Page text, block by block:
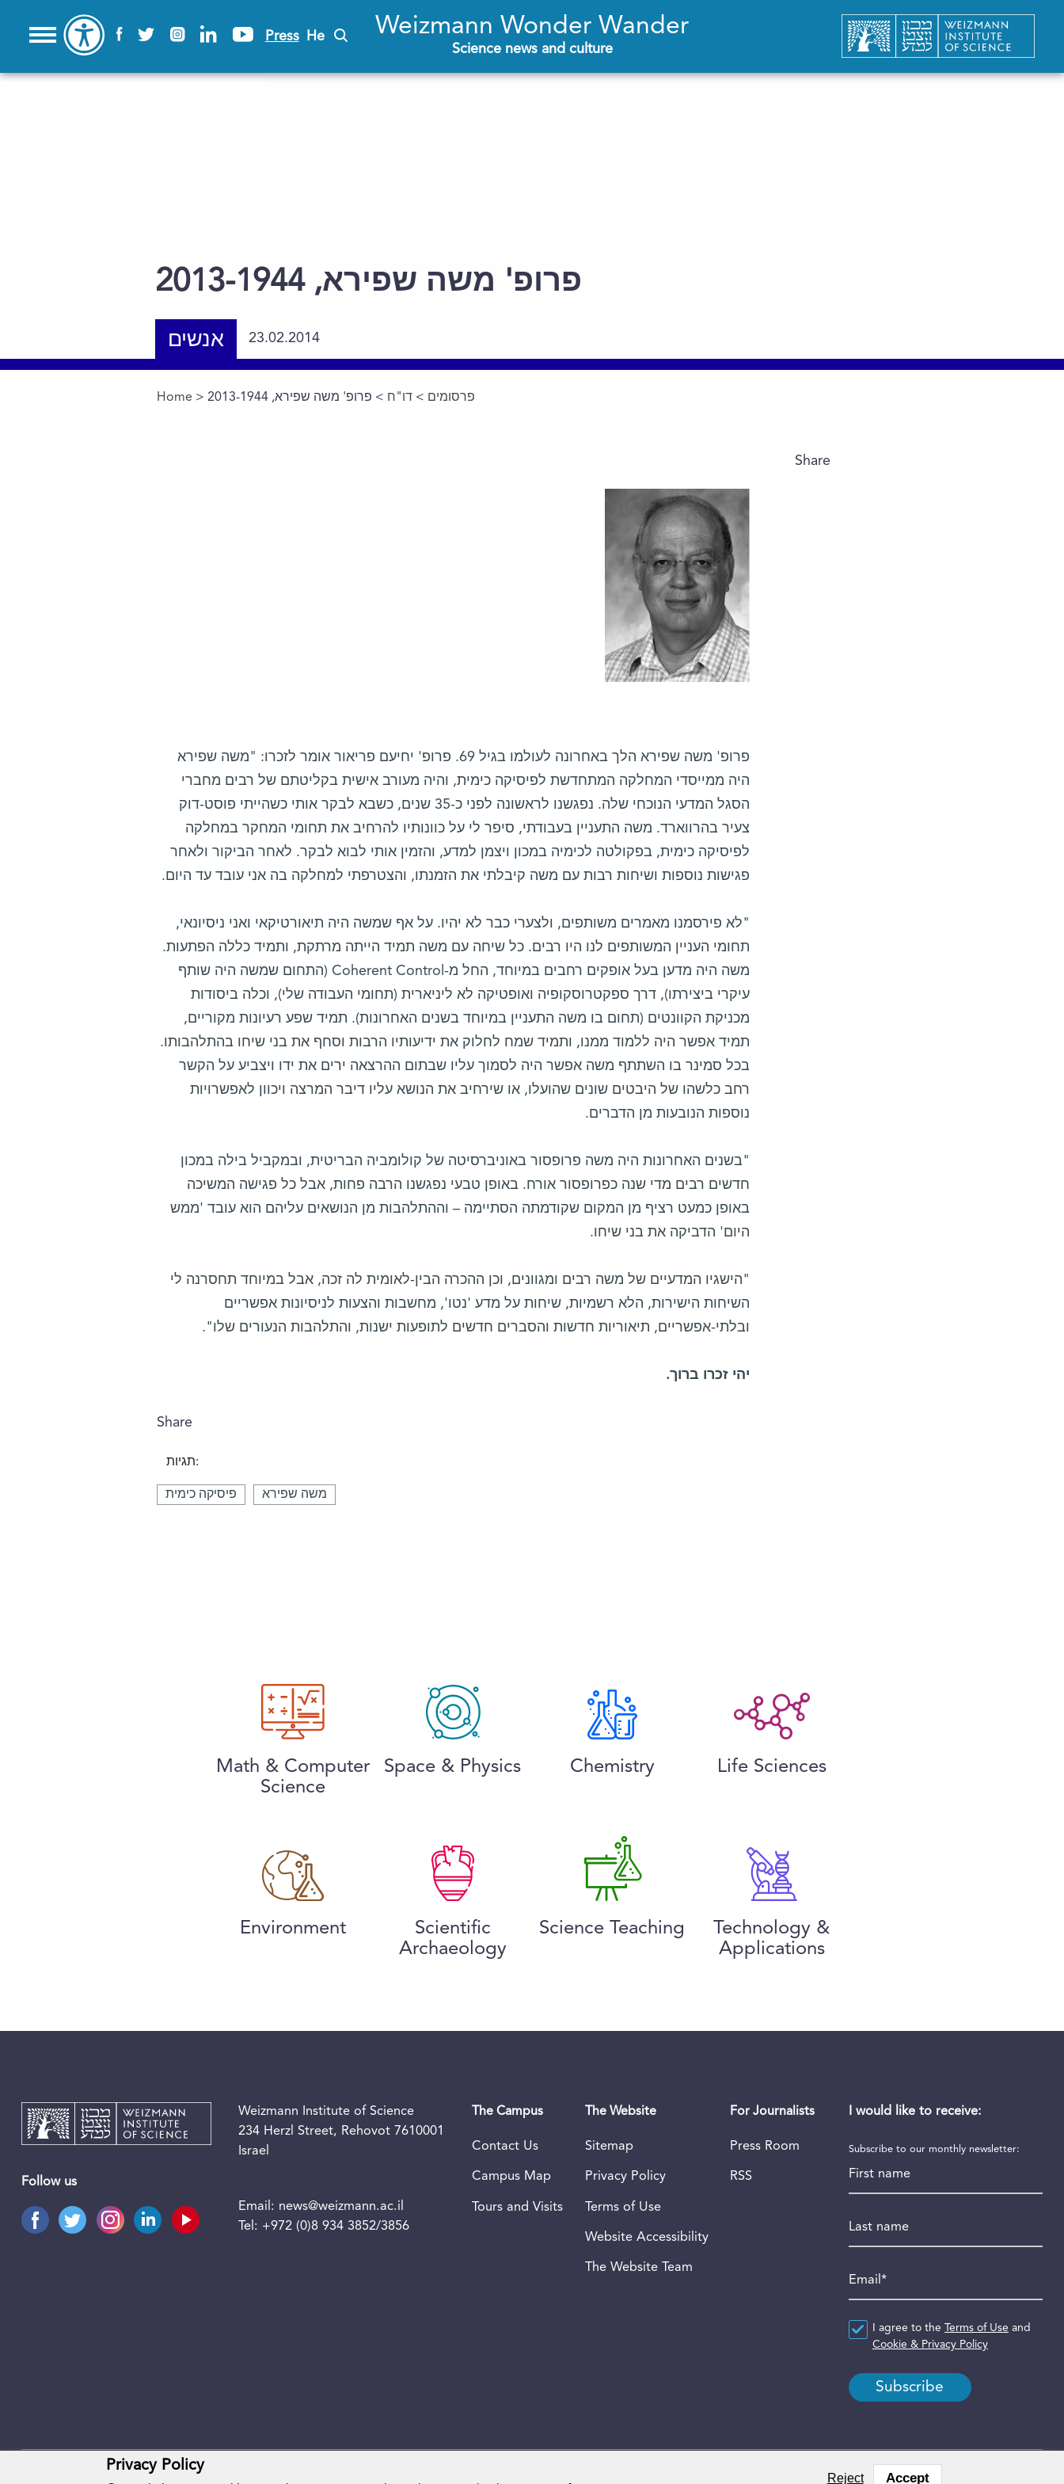
Press He Weizmann Wonder Wander
Science news and culture
פרופ' משה שפירא, 2013-1944
אנשים 23.02.2014
You are here
Home > פרסומים > דו"ח > פרופ' משה שפירא, 2013-1944
Share
פרופ' משה שפירא הלך באחרונה לעולמו בגיל 69. פרופ' יחיעם פריאור אומר לזכרו: "משה שפירא
היה ממייסדי המחלקה המתחדשת לפיסיקה כימית, והיה מעורב אישית בקליטתם של רבים מחברי
הסגל המדעי הנוכחי שלה. נפגשנו לראשונה לפני כ-35 שנים, כשבא לבקר אותי כשהייתי פוסט-דוק
צעיר בהרווארד. משה התעניין בעבודתי, סיפר לי על כוונותיו להרחיב את תחומי המחקר במחלקה
לפיסיקה כימית, בפקולטה לכימיה במכון ויצמן למדע, והזמין אותי לבוא לבקר. לאחר הביקור ולאחר
פגישות נוספות ושיחות רבות עם משה קיבלתי את הזמנתו, והצטרפתי למחלקה בה אני עובד עד היום.
"לא פירסמנו מאמרים משותפים, ולצערי כבר לא יהיו. על אף שמשה היה תיאורטיקאי ואני ניסיונאי,
תחומי העניין המשותפים לנו היו רבים. כל שיחה עם משה תמיד הייתה מרתקת, ותמיד כללה הפתעות.
משה היה מדען בעל אופקים רחבים במיוחד, החל מ-Coherent Control (התחום שמשה היה שותף
עיקרי ביצירתו), דרך ספקטרוסקופיה ואופטיקה לא ליניארית (תחומי העבודה שלי), וכלה ביסודות
מכניקת הקוונטים (תחום בו משה התעניין במיוחד בשנים האחרונות). תמיד שפע רעיונות מקוריים,
תמיד אפשר היה ללמוד ממנו, ותמיד שמח לחלוק את ידיעותיו הרבות וסחף את בני שיחו בהתלהבותו.
בכל סמינר בו השתתף משה אפשר היה לסמוך עליו שבתום ההרצאה ירים את ידו ויצביע על הקשר
רחב כלשהו של היבטים שונים שהועלו, או שירחיב את הנושא עליו דיבר המרצה ויכוון לאפשרויות
נוספות הנובעות מן הדברים.
"בשנים האחרונות היה משה פרופסור באוניברסיטה של קולומביה הבריטית, ובמקביל בילה במכון
חדשים רבים מדי שנה כפרופסור אורח. באופן טבעי נפגשנו הרבה פחות, אבל כל פגישה המשיכה
באופן כמעט רציף מן המקום שקודמתה הסתיימה – וההתלהבות מן הנושאים עליהם הוא עובד 'ממש
היום' הדביקה את בני שיחו.
"הישגיו המדעיים של משה רבים ומגוונים, וכן ההכרה הבין-לאומית לה זכה, אבל במיוחד תחסרנה לי
השיחות הישירות, הלא רשמיות, שיחות על מדע 'נטו', מחשבות והצעות לניסיונות אפשריים
ובלתי-אפשריים, תיאוריות חדשות והסברים חדשים לתופעות ישנות, והתלהבות הנעורים שלו".
יהי זכרו ברוך.
Share
תגיות:
פיסיקה כימית משה שפירא
Math & Computer
Science
Space & Physics Chemistry Life Sciences
Environment
Scientific
Archaeology
Science Teaching
Technology &
Applications
Follow us
Weizmann Institute of Science
234 Herzl Street, Rehovot 7610001
Israel
Email: news@weizmann.ac.il
Tel: +972 (0)8 934 3852/3856
The Campus
Contact Us
Campus Map
Tours and Visits
The Website
Sitemap
Privacy Policy
Terms of Use
Website Accessibility
The Website Team
For Journalists
Press Room
RSS
I would like to receive:
Subscribe to our monthly newsletter:
Agreement*
I agree to the Terms of Use and
Cookie & Privacy Policy
Privacy Policy
Reject Accept